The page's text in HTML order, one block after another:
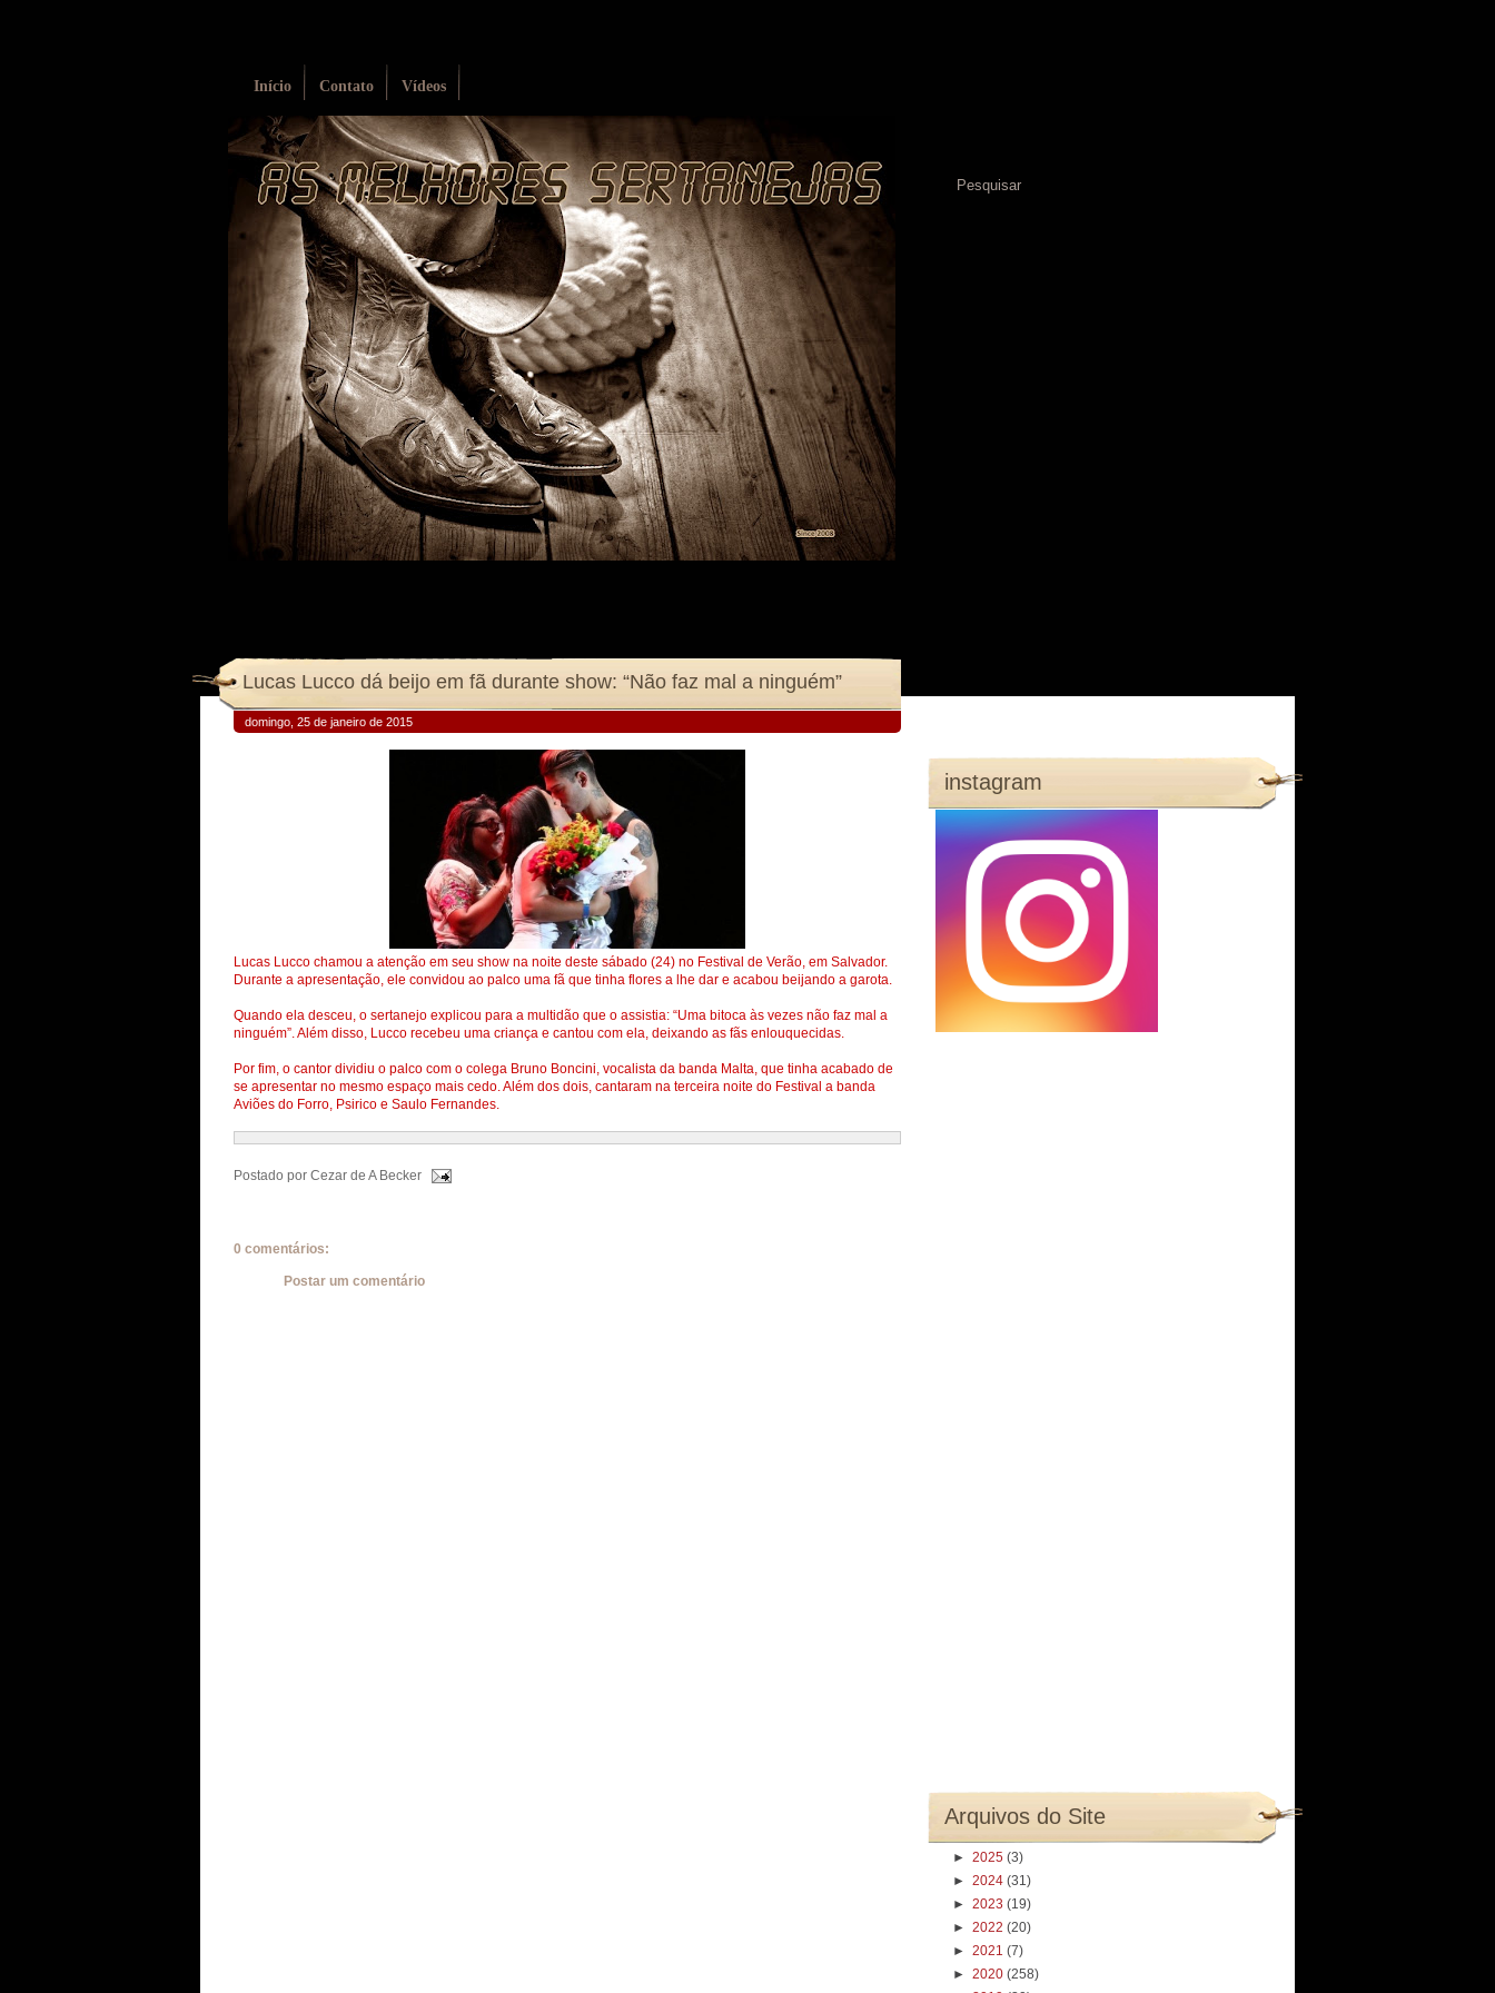
Início Contato Vídeos
Lucas Lucco dá beijo em fã durante show: “Não faz mal a ninguém”
domingo, 25 de janeiro de 2015
Lucas Lucco chamou a atenção em seu show na noite deste sábado (24) no Festival de Verão, em Salvador.
Durante a apresentação, ele convidou ao palco uma fã que tinha flores a lhe dar e acabou beijando a garota.
Quando ela desceu, o sertanejo explicou para a multidão que o assistia: “Uma bitoca às vezes não faz mal a
ninguém”. Além disso, Lucco recebeu uma criança e cantou com ela, deixando as fãs enlouquecidas.
Por fim, o cantor dividiu o palco com o colega Bruno Boncini, vocalista da banda Malta, que tinha acabado de
se apresentar no mesmo espaço mais cedo. Além dos dois, cantaram na terceira noite do Festival a banda
Aviões do Forro, Psirico e Saulo Fernandes.
Postado por Cezar de A Becker
0 comentários:
Postar um comentário
instagram
Arquivos do Site
► 2025 (3)
► 2024 (31)
► 2023 (19)
► 2022 (20)
► 2021 (7)
► 2020 (258)